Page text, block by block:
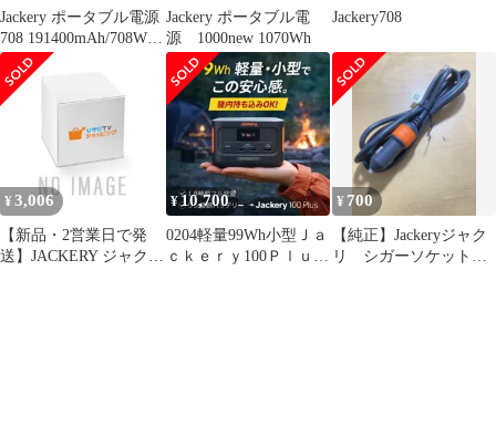
Jackery ポータブル電源
708 191400mAh/708Wh
大容量 ポータブルバッ
テリー 節電 停電対策
PSE認証済 純正弦波
AC/DC/USB出力 液晶大
画面表示 車中泊 キャン
プ 防災 非常用電源 発
電機 ジャクリ 70
Jackery ポータブル電
源 1000new 1070Wh
Jackery708
¥ 3,006
【新品・2営業日で発
送】JACKERY ジャクリ
¥10,700
0204軽量99Wh小型Ｊａ
ｃｋｅｒｙ100Ｐｌｕｓ
¥ 700
【純正】Jackeryジャク
リ シガーソケット充